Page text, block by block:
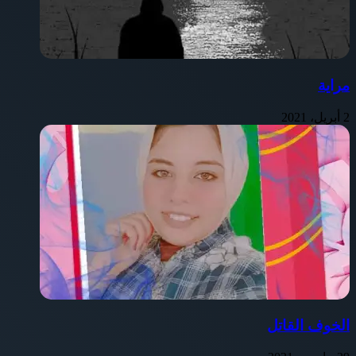
مراية
2 أبريل، 2021
الخوف القاتل